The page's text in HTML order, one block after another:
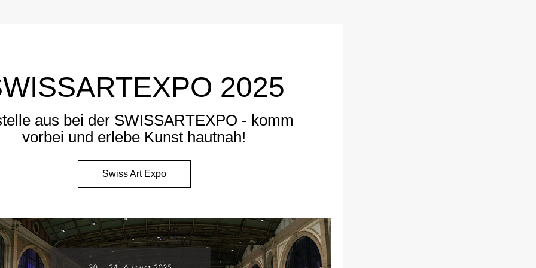
2025
aus bei der SWISSARTEXPO - komm
vorbei und erlebe Kunst hautnah!
Swiss Art Expo